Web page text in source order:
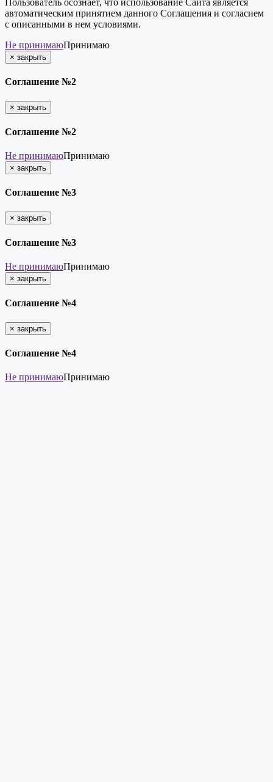
Пользователь осознает, что использование Сайта является
автоматическим принятием данного Соглашения и согласием
с описанными в нем условиями.
Не принимаюПринимаю
× закрыть
Соглашение №2
× закрыть
Соглашение №2
Не принимаюПринимаю
× закрыть
Соглашение №3
× закрыть
Соглашение №3
Не принимаюПринимаю
× закрыть
Соглашение №4
× закрыть
Соглашение №4
Не принимаюПринимаю